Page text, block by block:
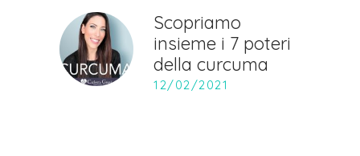
Scopriamo
insieme i 7 poteri
della curcuma
12/02/2021